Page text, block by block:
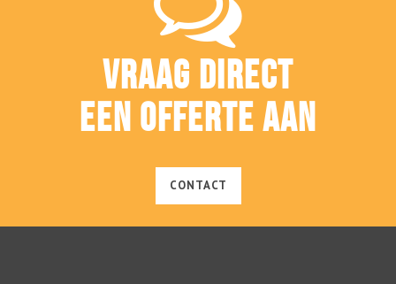
VRAAG DIRECT
EEN OFFERTE AAN
CONTACT